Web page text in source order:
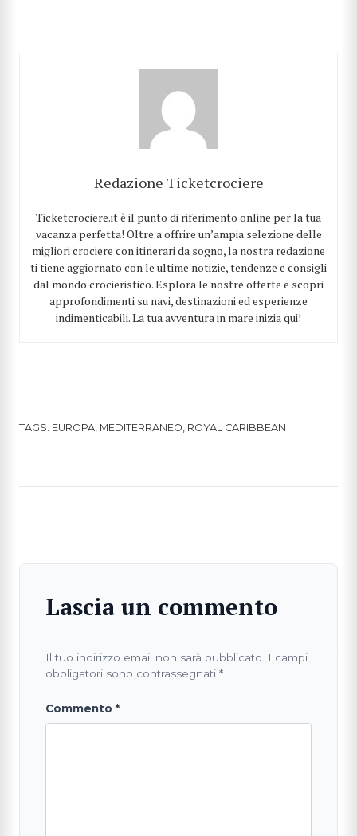
Redazione Ticketcrociere
Ticketcrociere.it è il punto di riferimento online per la tua
vacanza perfetta! Oltre a offrire un’ampia selezione delle
migliori crociere con itinerari da sogno, la nostra redazione
ti tiene aggiornato con le ultime notizie, tendenze e consigli
dal mondo crocieristico. Esplora le nostre offerte e scopri
approfondimenti su navi, destinazioni ed esperienze
indimenticabili. La tua avventura in mare inizia qui!
TAGS: EUROPA MEDITERRANEO ROYAL CARIBBEAN
Lascia un commento
Il tuo indirizzo email non sarà pubblicato.
I campi
obbligatori sono contrassegnati *
Commento *